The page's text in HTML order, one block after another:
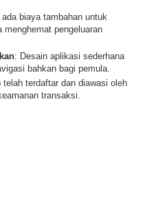
biaya tambahan untuk
pengeluaran
: Desain aplikasi sederhana
bahkan bagi pemula.
telah terdaftar dan diawasi oleh
transaksi.